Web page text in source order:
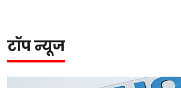
टॉप न्यूज